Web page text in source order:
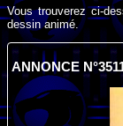
Vous trouverez ci-
dessin animé.
ANNONCE